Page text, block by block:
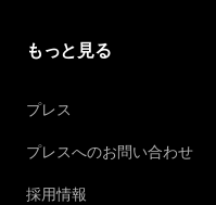
もっと見る
プレス
プレスへのお問い合わせ
採用情報